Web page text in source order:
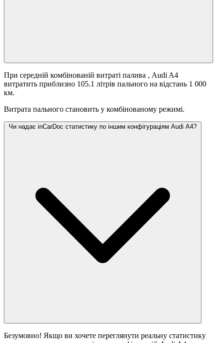
При середній комбінованій витраті палива , Audi A4
витратить приблизно 105.1 літрів пального на відстань 1 000
км.
Витрата пального становить у комбінованому режимі.
Чи надає inCarDoc статистику по іншим конфігураціям Audi A4?
Безумовно! Якщо ви хочете переглянути реальну статистику